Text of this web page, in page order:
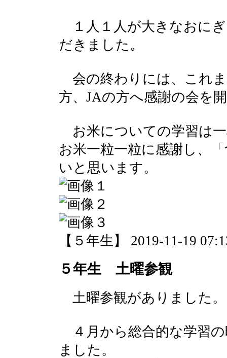
１人１人が大きなおに
だきました。
会の終わりには、これ
方、JAの方へ感謝の会を
お米についての学習は
お米一粒一粒に感謝し、
いと思います。
【５年生】 2019-11-19
５年生 土曜参観
土曜参観がありました。
４月から総合的な学習
ました。